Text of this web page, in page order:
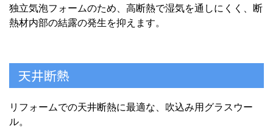
独立気泡フォームのため、高断熱で湿気を通しにくく、断
熱材内部の結露の発生を抑えます。
天井断熱
リフォームでの天井断熱に最適な、吹込み用グラスウー
ル。